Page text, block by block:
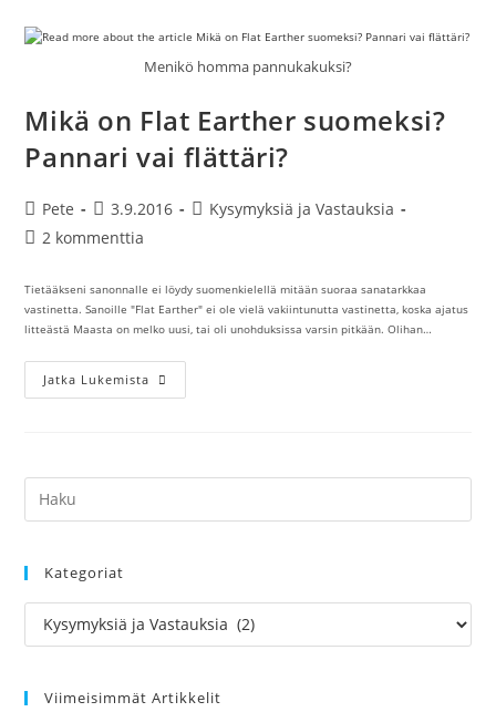
Varmistua
Asiasta?
Menikö homma pannukakuksi?
Mikä on Flat Earther suomeksi?
Pannari vai flättäri?
Artikkelin
kirjoittaja:
Pete
Artikkeli
julkaistu:
3.9.2016
Artikkelin
Kysymyksiä ja Vastauksia
Artikkelin
2 kommenttia
Tietääkseni sanonnalle ei löydy suomenkielellä mitään suoraa sanatarkkaa
vastinetta. Sanoille "Flat Earther" ei ole vielä vakiintunutta vastinetta, koska ajatus
litteästä Maasta on melko uusi, tai oli unohduksissa varsin pitkään. Olihan…
Jatka Lukemista Mikä
On
Vai
Kategoriat
Kategoriat
Viimeisimmät Artikkelit